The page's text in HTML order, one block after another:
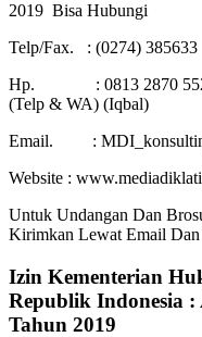
2019 Bisa Hubungi
Telp/Fax. : (0274) 385633
Hp. : 0813 2870
(Telp & WA) (Iqbal)
Email. :
Website :
Untuk Undangan Dan
Kirimkan Lewat Email
Izin Kementerian
Republik Indonesia :
Tahun 2019